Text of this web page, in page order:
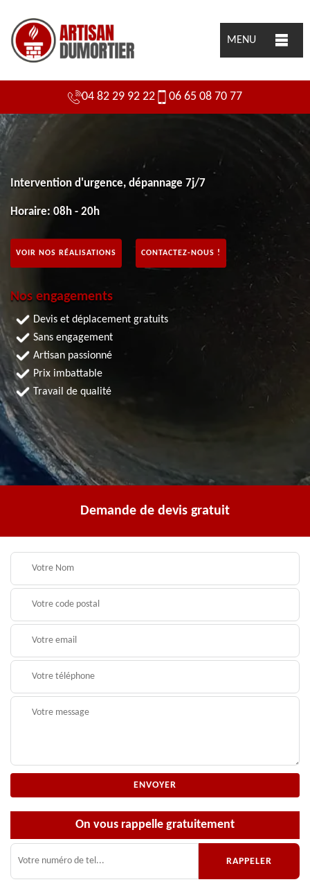
MENU
04 82 29 92 22 06 65 08 70 77
Intervention d'urgence, dépannage 7j/7
Horaire: 08h - 20h
VOIR NOS RÉALISATIONS CONTACTEZ-NOUS !
Nos engagements
Devis et déplacement gratuits
Sans engagement
Artisan passionné
Prix imbattable
Travail de qualité
Demande de devis gratuit
On vous rappelle gratuitement